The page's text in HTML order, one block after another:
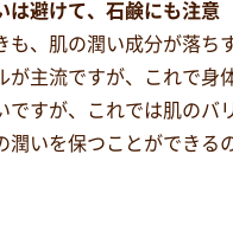
は避けて、石鹸にも注意
も、肌の潤い成分が落ち
が主流ですが、これで身
ですが、これでは肌のバ
潤いを保つことができる